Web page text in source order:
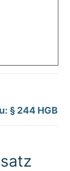
§ 244 HGB